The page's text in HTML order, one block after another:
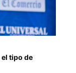
el tipo de